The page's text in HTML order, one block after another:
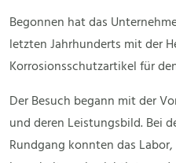
Begonnen hat das
letzten Jahrhunderts mit der
Korrosionsschutzartikel für
Der Besuch begann mit der
und deren Leistungsbild. Bei
Rundgang konnten das